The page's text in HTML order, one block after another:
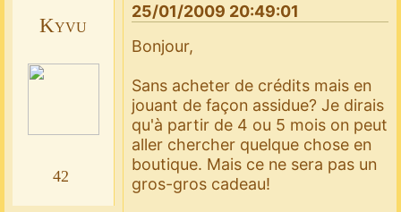
Kyvu
42
25/01/2009 20:49:01
Bonjour,
Sans acheter de crédits mais en
jouant de façon assidue? Je dirais
qu'à partir de 4 ou 5 mois on peut
aller chercher quelque chose en
boutique. Mais ce ne sera pas un
gros-gros cadeau!